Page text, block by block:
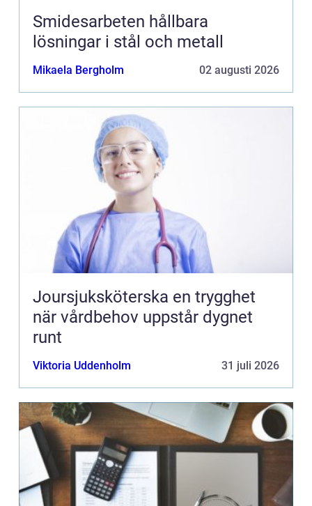
Smidesarbeten hållbara
lösningar i stål och metall
Mikaela Bergholm 02 augusti 2026
Joursjuksköterska en trygghet
när vårdbehov uppstår dygnet
runt
Viktoria Uddenholm 31 juli 2026